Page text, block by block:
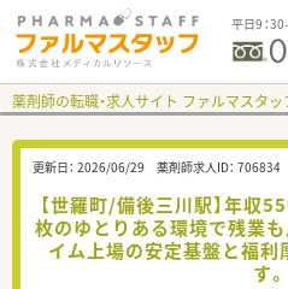
平日9：
薬剤師の転職・求人サイト ファルマスタッ
更新日： 2026/06/29 薬剤師求人ID： 706834
【世羅町/備後三川駅】年収
枚のゆとりある環境で残業
イム上場の安定基盤と福
す。